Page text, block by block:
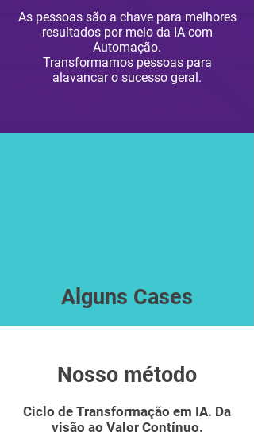
As pessoas são a chave para melhores
resultados por meio da IA com
Automação.
Transformamos pessoas para
alavancar o sucesso geral.
Alguns Cases
Nosso método
Ciclo de Transformação em IA. Da
visão ao Valor Contínuo.